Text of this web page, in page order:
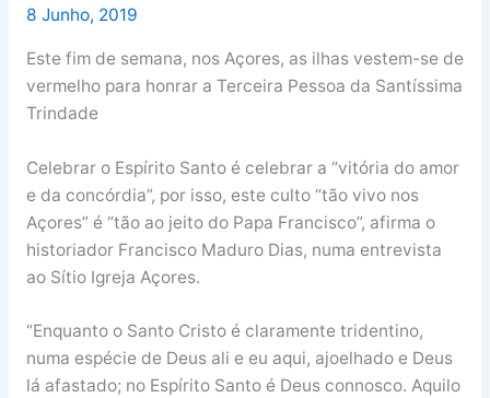
8 Junho, 2019
Este fim de semana, nos Açores, as ilhas vestem-se de
vermelho para honrar a Terceira Pessoa da Santíssima
Trindade
Celebrar o Espírito Santo é celebrar a “vitória do amor
e da concórdia”, por isso, este culto “tão vivo nos
Açores” é “tão ao jeito do Papa Francisco”, afirma o
historiador Francisco Maduro Dias, numa entrevista
ao Sítio Igreja Açores.
“Enquanto o Santo Cristo é claramente tridentino,
numa espécie de Deus ali e eu aqui, ajoelhado e Deus
lá afastado; no Espírito Santo é Deus connosco. Aquilo